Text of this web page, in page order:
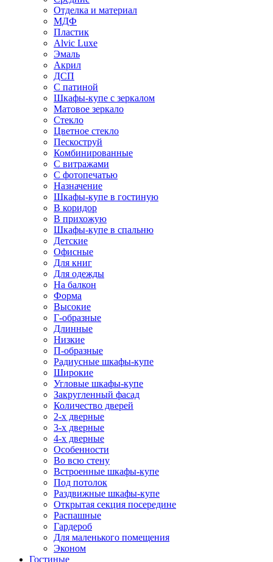
Отделка и материал
МДФ
Пластик
Alvic Luxe
Эмаль
Акрил
ДСП
С патиной
Шкафы-купе с зеркалом
Матовое зеркало
Стекло
Цветное стекло
Пескоструй
Комбинированные
С витражами
С фотопечатью
Назначение
Шкафы-купе в гостиную
В коридор
В прихожую
Шкафы-купе в спальню
Детские
Офисные
Для книг
Для одежды
На балкон
Форма
Высокие
Г-образные
Длинные
Низкие
П-образные
Радиусные шкафы-купе
Широкие
Угловые шкафы-купе
Закругленный фасад
Количество дверей
2-х дверные
3-х дверные
4-х дверные
Особенности
Во всю стену
Встроенные шкафы-купе
Под потолок
Раздвижные шкафы-купе
Открытая секция посередине
Распашные
Гардероб
Для маленького помещения
Эконом
Гостиные